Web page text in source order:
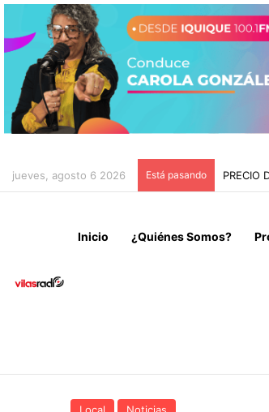
jueves, agosto 6 2026 Está pasando PRECIO
Inicio ¿Quiénes Somos?
Local Noticias